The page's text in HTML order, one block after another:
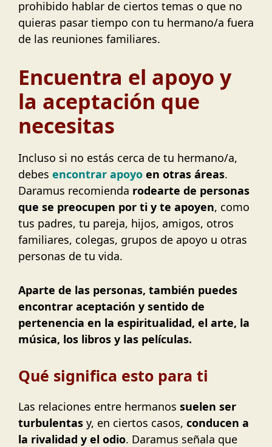
prohibido hablar de ciertos temas o que no
quieras pasar tiempo con tu hermano/a fuera
de las reuniones familiares.
Encuentra el apoyo y
la aceptación que
necesitas
Incluso si no estás cerca de tu hermano/a,
debes encontrar apoyo en otras áreas.
Daramus recomienda rodearte de personas
que se preocupen por ti y te apoyen, como
tus padres, tu pareja, hijos, amigos, otros
familiares, colegas, grupos de apoyo u otras
personas de tu vida.
Aparte de las personas, también puedes
encontrar aceptación y sentido de
pertenencia en la espiritualidad, el arte, la
música, los libros y las películas.
Qué significa esto para ti
Las relaciones entre hermanos suelen ser
turbulentas y, en ciertos casos, conducen a
la rivalidad y el odio. Daramus señala que